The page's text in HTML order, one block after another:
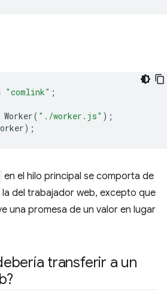
"comlink" ;
Worker( "./worker.js" );
);
en el hilo principal se comporta de
la del trabajador web, excepto que
una promesa de un valor en lugar
transferir a un